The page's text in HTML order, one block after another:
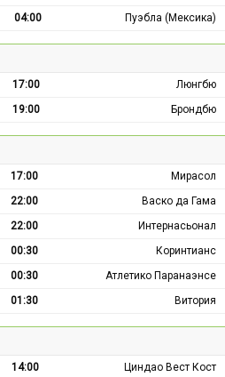
04:00 Пуэбла (Мексика)
17:00
Люнгбю
19:00 Брондбю
17:00
Мирасол
22:00
Васко да Гама
22:00
Интернасьонал
00:30
Коринтианс
00:30
Атлетико Паранаэнсе
01:30 Витория
14:00
Циндао Вест Кост